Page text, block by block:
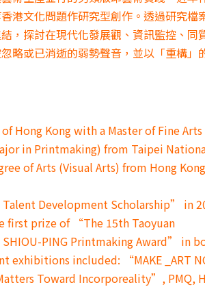
港文化問題作研究型創作。透過研究檔
，探討在現代化發展觀、資訊監控、同
略或已消逝的弱勢聲音，並以「重構」
Hong Kong with a Master of Fine
in Printmaking) from Taipei
of Arts (Visual Arts) from Hong Kong
Development Scholarship” in
first prize of “The 15th Taoyuan
PING Printmaking Award” in
exhibitions included: “MAKE _ART
Toward Incorporeality”, PMQ,